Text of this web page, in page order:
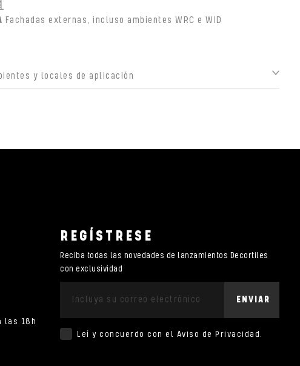
Fachadas externas, incluso ambientes WRC e WID
y locales de aplicación
las 18h
REGÍSTRESE
Reciba todas las novedades de lanzamientos Decortiles
con exclusividad
ENVIAR
Leí y concuerdo con el Aviso de Privacidad.